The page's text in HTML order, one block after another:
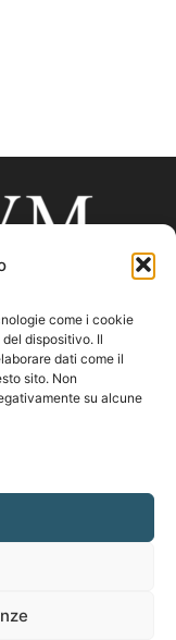
come i cookie
dispositivo. Il
dati come il
sito. Non
su alcune